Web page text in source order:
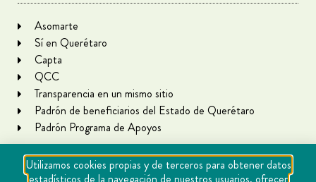
Asomarte
Sí en Querétaro
Capta
QCC
Transparencia en un mismo sitio
Padrón de beneficiarios del Estado de Querétaro
Padrón Programa de Apoyos
Utilizamos cookies propias y de terceros para obtener datos